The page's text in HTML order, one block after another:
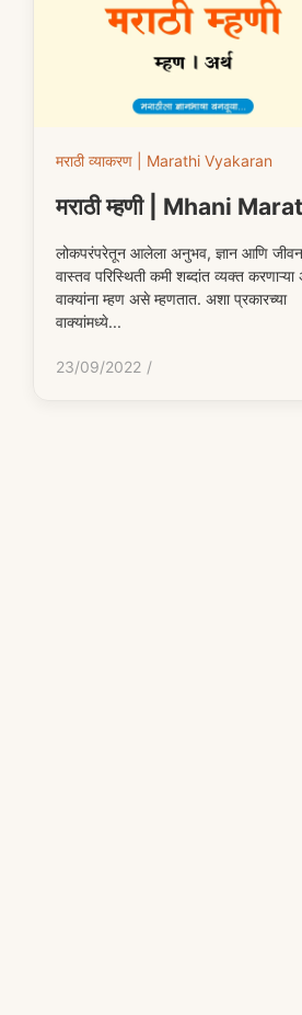
मराठी व्याकरण | Marathi Vyakaran
मराठी म्हणी | Mhani
लोकपरंपरेतून आलेला अनुभव, ज्ञान आणि
वास्तव परिस्थिती कमी शब्दांत व्यक्त करणाऱ्या
वाक्यांना म्हण असे म्हणतात. अशा प्रकारच्या
वाक्यांमध्ये...
23/09/2022 /